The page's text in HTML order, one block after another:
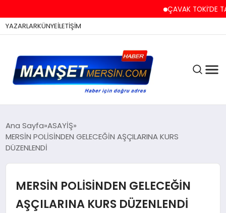
ÇAVAK TOKİ’DE
YAZARLARKÜNYEİLETİŞİM
ASAYİŞ
EKONOMİ
Ana Sayfa ASAYİŞ
MERSİN POLİSİNDEN GELECEĞİN AŞÇILARINA KURS
DÜZENLENDİ
MERSİN POLİSİNDEN GELECEĞİN
AŞÇILARINA KURS DÜZENLENDİ